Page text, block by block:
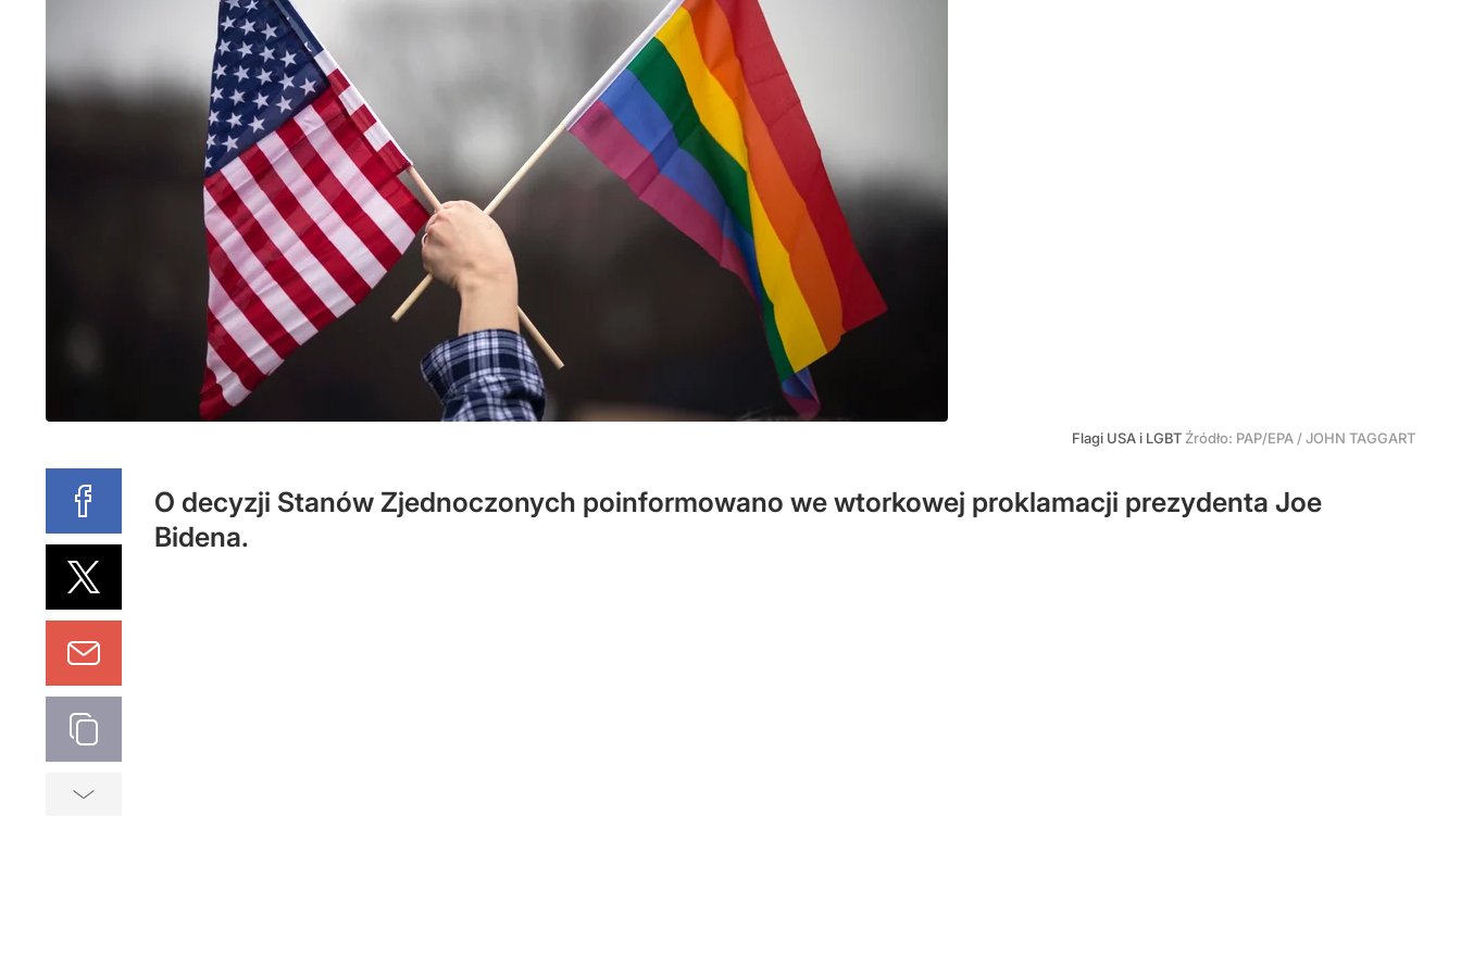
Flagi USA i LGBT Źródło: PAP/EPA /JOHN TAGGART
O decyzji Stanów Zjednoczonych poinformowano we wtorkowej proklamacji prezydenta Joe
Bidena.